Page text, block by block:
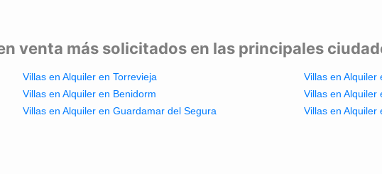
venta más solicitados en las principales
Villas en Alquiler en Torrevieja
Villas en Alquiler en Benidorm
Villas en Alquiler en Guardamar del Segura
Villas en Alquiler
Villas en Alquiler
Villas en Alquiler